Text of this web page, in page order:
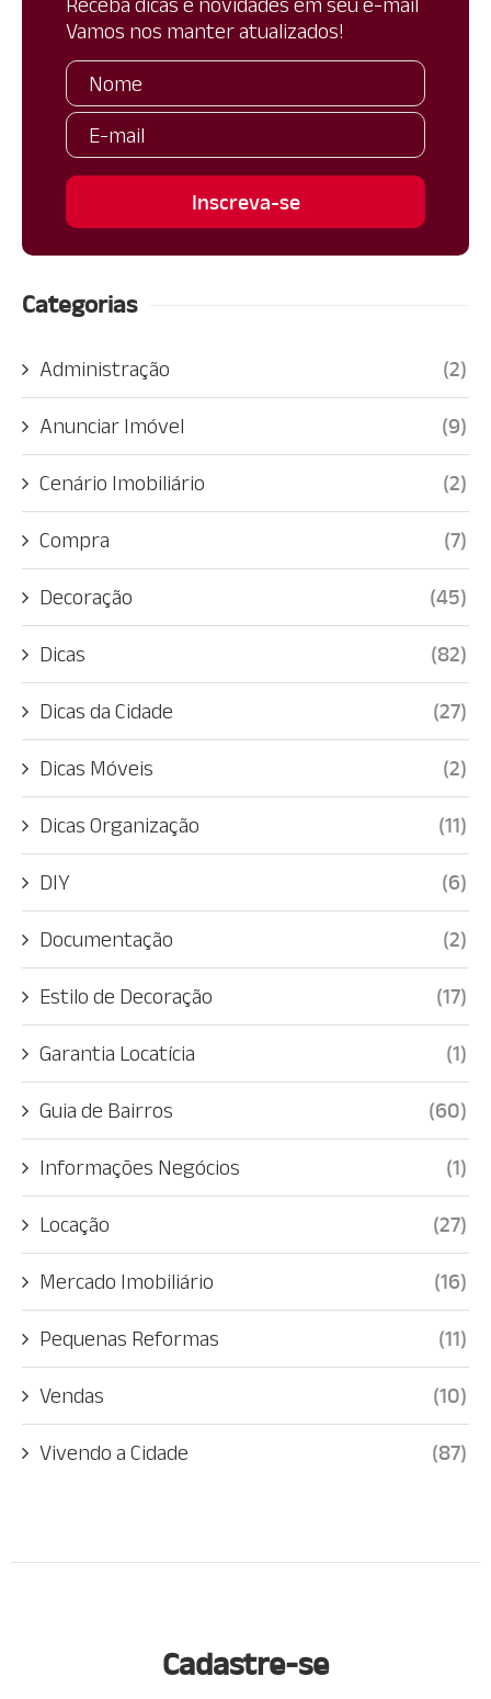
Vamos nos manter atualizados!
Categorias
Administração (2)
Anunciar Imóvel (9)
Cenário Imobiliário (2)
Compra (7)
Decoração (45)
Dicas (82)
Dicas da Cidade (27)
Dicas Móveis (2)
Dicas Organização (11)
DIY (6)
Documentação (2)
Estilo de Decoração (17)
Garantia Locatícia (1)
Guia de Bairros (60)
Informações Negócios (1)
Locação (27)
Mercado Imobiliário (16)
Pequenas Reformas (11)
Vendas (10)
Vivendo a Cidade (87)
Cadastre-se